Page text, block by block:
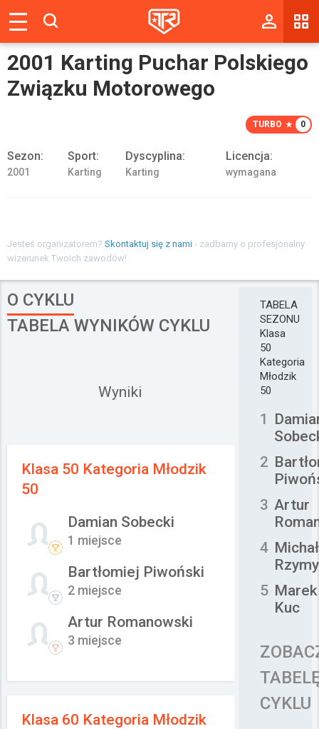
Tablica
Wyniki
Galerie
Ranking
Zaloguj się
2001 Karting Puchar Polskiego
Związku Motorowego
TURBO 0
Sezon:
2001
Sport:
Karting
Dyscyplina:
Karting
Licencja:
wymagana
Jesteś organizatorem? Skontaktuj się z nami - zadbamy o profesjonalny
wizerunek Twoich zawodów!
O CYKLU
TABELA WYNIKÓW CYKLU
Wyniki
Klasa 50 Kategoria Młodzik
50
Damian Sobecki
1 miejsce
Bartłomiej Piwoński
2 miejsce
Artur Romanowski
3 miejsce
Klasa 60 Kategoria Młodzik
TABELA
SEZONU
Klasa
50
Kategoria
Młodzik
50
1
2
3 Artur
4 Michał
5 Marek
Kuc
CYKLU